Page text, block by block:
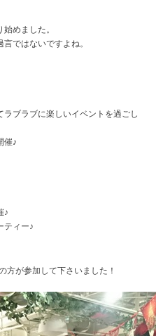
めました。
ではないですよね。
ブラブに楽しいイベントを過ごし
催♪
♪
ティー♪
方が参加して下さいました！